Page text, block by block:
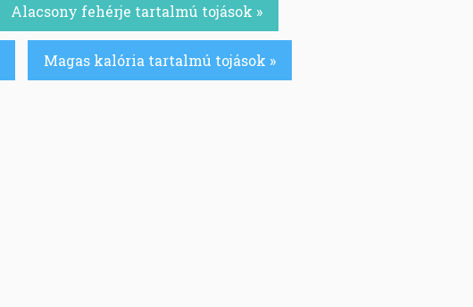
Alacsony fehérje tartalmú tojások »
Magas kalória tartalmú tojások »